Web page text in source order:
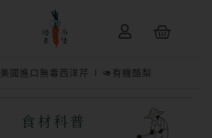
購
美國進口無毒西洋芹 🥑有機酪梨
食材科普